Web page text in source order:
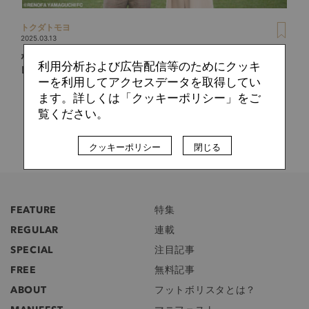
トクダトモヨ
2025.03.13
なぜ今、25年間ものプロ生活に終止符を打ったのか？縁ある
レノファ山口FCで山瀬功治が夫婦で考え抜いた“現役”の意味
FEATURE
特集
REGULAR
連載
SPECIAL
注目記事
FREE
無料記事
ABOUT
フットボリスタとは？
利用分析および広告配信等のためにクッキ
ーを利用してアクセスデータを取得してい
ます。詳しくは「クッキーポリシー」をご
覧ください。
クッキーポリシー 閉じる